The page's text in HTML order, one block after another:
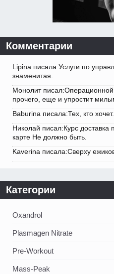
Комментарии
Lipina писала:Услуги по
знаменитая.
Монолит
прочего, еще и упростит
Baburina писала:Тех, кто хочет.
Николай писал:Курс доставка
карте Не должно быть.
Kaverina писала:Сверху
Категории
Oxandrol
Plasmagen Nitrate
Pre-Workout
Mass-Peak